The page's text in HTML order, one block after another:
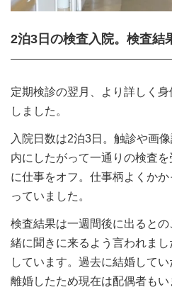
2泊3日の検査入院。検査結
定期検診の翌月、より詳しく
しました。
入院日数は2泊3日。触診や画
内にしたがって一通りの検査
に仕事をオフ。仕事柄よくか
っていました。
検査結果は一週間後に出ると
緒に聞きに来るよう言われま
しています。過去に結婚してい
離婚したため現在は配偶者もい